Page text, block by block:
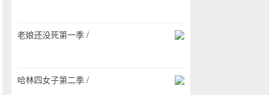
老娘还没死第一季 /
哈林四女子第二季 /